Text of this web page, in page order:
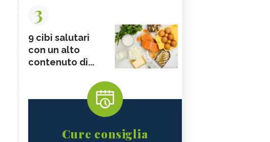
3
9 cibi salutari
con un alto
contenuto di...
Cure consiglia